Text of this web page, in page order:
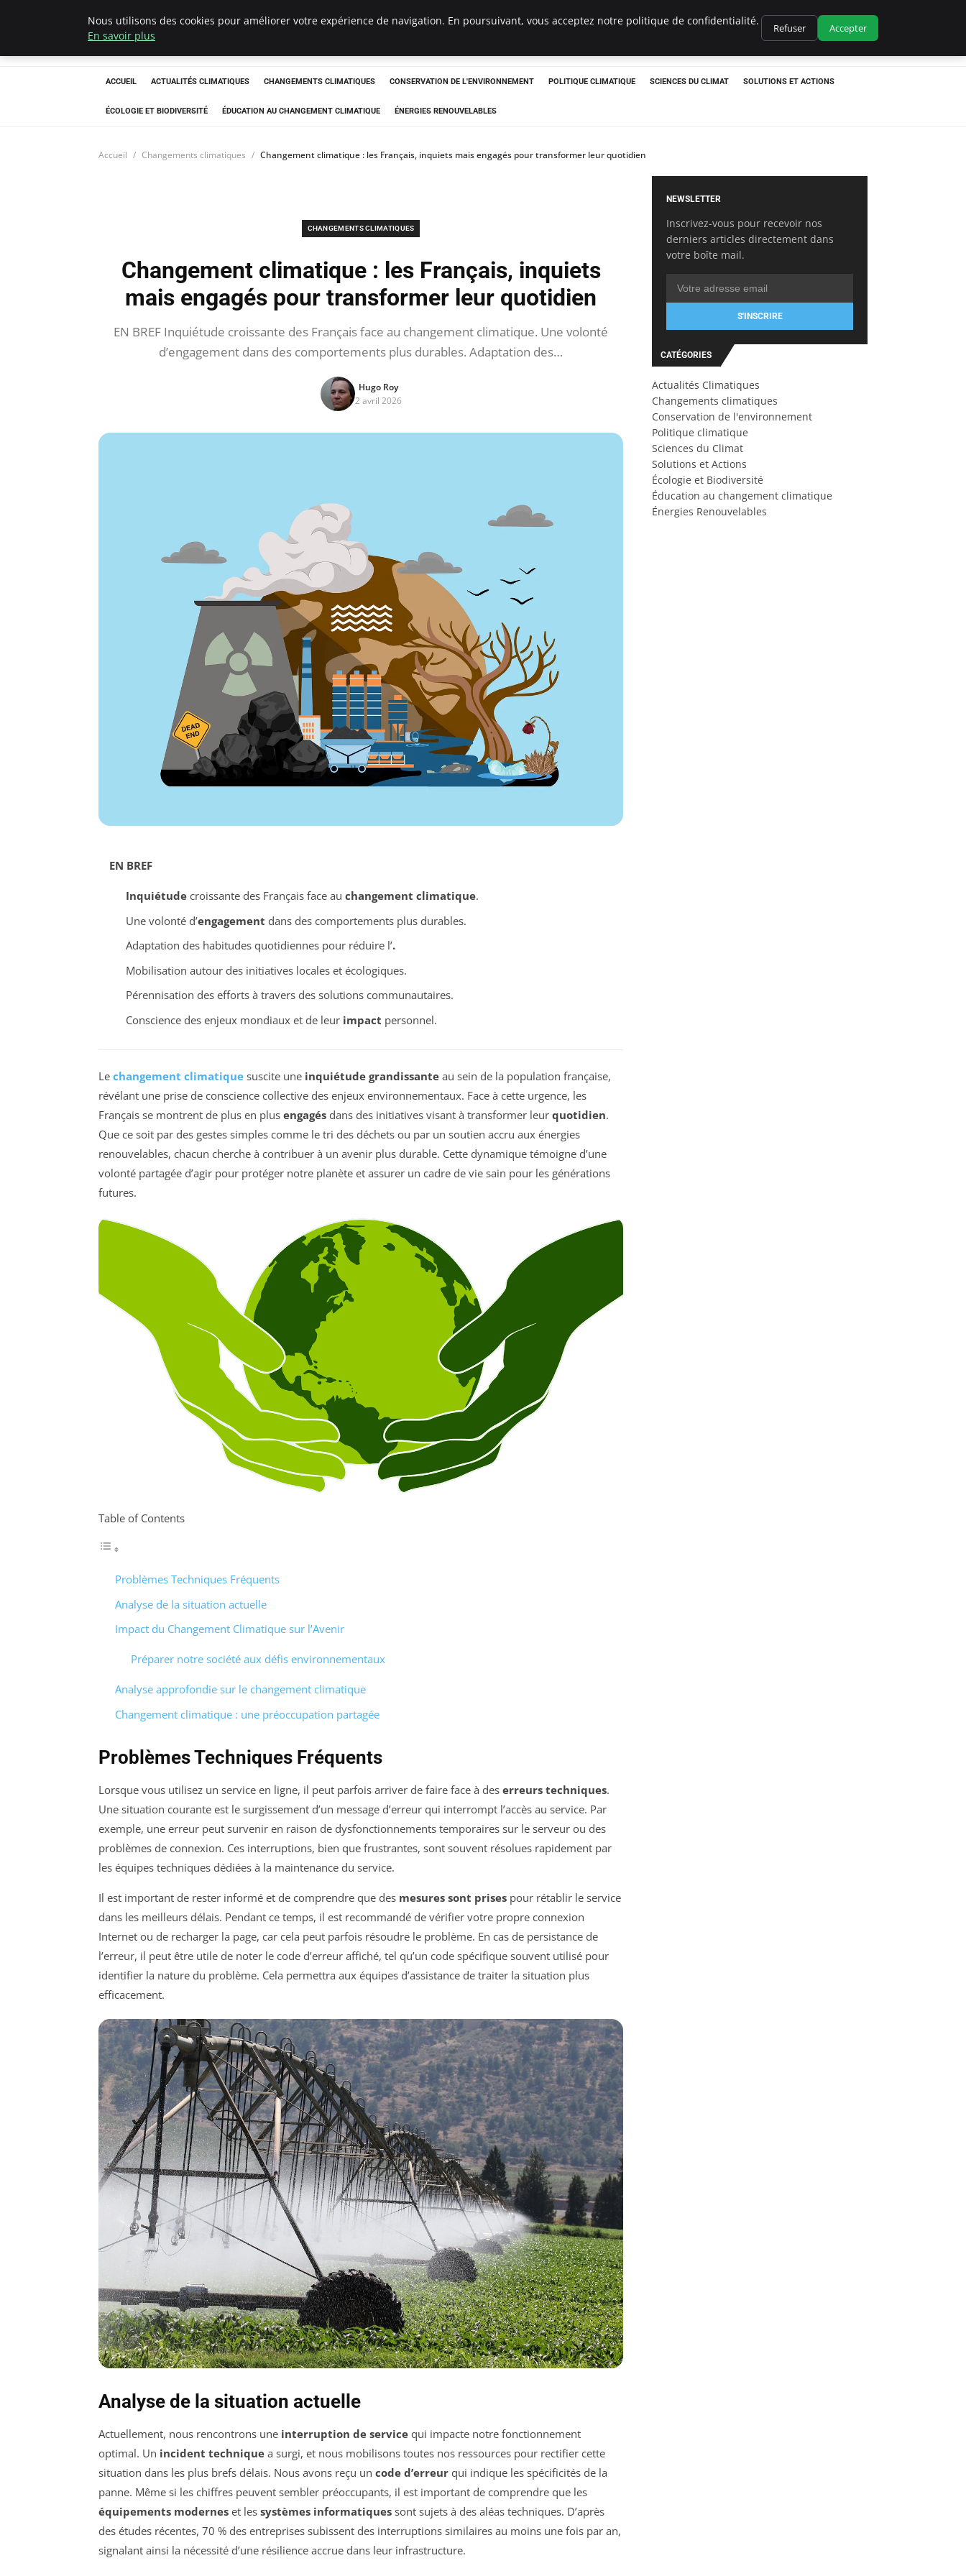
Climatedebtagents
ACCUEIL ACTUALITÉS CLIMATIQUES CHANGEMENTS CLIMATIQUES CONSERVATION DE L'ENVIRONNEMENT POLITIQUE CLIMATIQUE SCIENCES DU CLIMAT SOLUTIONS ET ACTIONS
ÉCOLOGIE ET BIODIVERSITÉ ÉDUCATION AU CHANGEMENT CLIMATIQUE ÉNERGIES RENOUVELABLES
Accueil Changements climatiques Changement climatique : les Français, inquiets mais engagés pour transformer leur quotidien
CHANGEMENTS CLIMATIQUES
Changement climatique : les Français, inquiets
mais engagés pour transformer leur quotidien
EN BREF Inquiétude croissante des Français face au changement climatique. Une volonté
d’engagement dans des comportements plus durables. Adaptation des…
Hugo Roy
2 avril 2026
EN BREF
Inquiétudecroissante des Français face au changement climatique.
Une volonté d’engagement dans des comportements plus durables.
Adaptation des habitudes quotidiennes pour réduire l’.
Mobilisation autour des initiatives locales et écologiques.
Pérennisation des efforts à travers des solutions communautaires.
Conscience des enjeux mondiaux et de leur impact personnel.
Le changement climatique suscite une inquiétude grandissante au sein de la population française,
révélant une prise de conscience collective des enjeux environnementaux. Face à cette urgence, les
Français se montrent de plus en plus engagés dans des initiatives visant à transformer leur quotidien.
Que ce soit par des gestes simples comme le tri des déchets ou par un soutien accru aux énergies
renouvelables, chacun cherche à contribuer à un avenir plus durable. Cette dynamique témoigne d’une
volonté partagée d’agir pour protéger notre planète et assurer un cadre de vie sain pour les générations
futures.
Table of Contents
Problèmes Techniques Fréquents
Analyse de la situation actuelle
Impact du Changement Climatique sur l’Avenir
Préparer notre société aux défis environnementaux
Analyse approfondie sur le changement climatique
Changement climatique : une préoccupation partagée
Problèmes Techniques Fréquents
Lorsque vous utilisez un service en ligne, il peut parfois arriver de faire face à des erreurs techniques.
Une situation courante est le surgissement d’un message d’erreur qui interrompt l’accès au service. Par
exemple, une erreur peut survenir en raison de dysfonctionnements temporaires sur le serveur ou des
problèmes de connexion. Ces interruptions, bien que frustrantes, sont souvent résolues rapidement par
les équipes techniques dédiées à la maintenance du service.
Il est important de rester informé et de comprendre que des mesures sont prises pour rétablir le service
dans les meilleurs délais. Pendant ce temps, il est recommandé de vérifier votre propre connexion
Internet ou de recharger la page, car cela peut parfois résoudre le problème. En cas de persistance de
l’erreur, il peut être utile de noter le code d’erreur affiché, tel qu’un code spécifique souvent utilisé pour
identifier la nature du problème. Cela permettra aux équipes d’assistance de traiter la situation plus
efficacement.
Analyse de la situation actuelle
Actuellement, nous rencontrons une interruption de service qui impacte notre fonctionnement
optimal. Un incident technique a surgi, et nous mobilisons toutes nos ressources pour rectifier cette
situation dans les plus brefs délais. Nous avons reçu un code d’erreur qui indique les spécificités de la
panne. Même si les chiffres peuvent sembler préoccupants, il est important de comprendre que les
équipements modernes et les systèmes informatiques sont sujets à des aléas techniques. D’après
des études récentes, 70 % des entreprises subissent des interruptions similaires au moins une fois par an,
signalant ainsi la nécessité d’une résilience accrue dans leur infrastructure.
NEWSLETTER
Inscrivez-vous pour recevoir nos
derniers articles directement dans
votre boîte mail.
S'INSCRIRE
CATÉGORIES
Actualités Climatiques
Changements climatiques
Conservation de l'environnement
Politique climatique
Sciences du Climat
Solutions et Actions
Écologie et Biodiversité
Éducation au changement climatique
Énergies Renouvelables
Nous utilisons des cookies pour améliorer votre expérience de navigation. En poursuivant, vous acceptez notre politique de confidentialité.
En savoir plus
Refuser Accepter